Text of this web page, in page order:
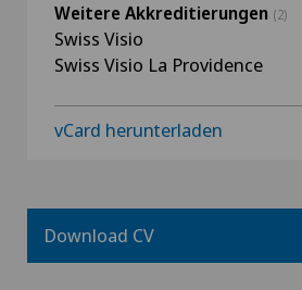
Weitere Akkreditierungen (2)
Swiss Visio
Swiss Visio La Providence
vCard herunterladen
Download CV